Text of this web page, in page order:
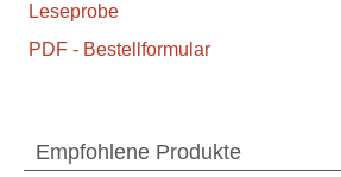
Leseprobe
PDF - Bestellformular
Empfohlene Produkte